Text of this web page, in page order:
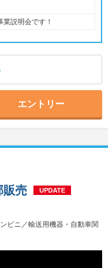
業説明会です！
エントリー
ビニ／輸送用機器・自動車関
販売 UPDATE